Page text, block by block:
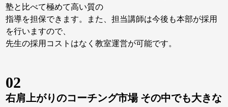
塾と比べて極めて高い質の
指導を担保できます。また、担当講師は今後も本部が採用
を行いますので、
先生の採用コストはなく教室運営が可能です。
02
右肩上がりのコーチング市場 その中でも大きな